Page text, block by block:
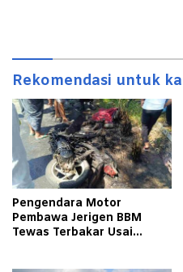
Rekomendasi untuk
Pengendara Motor
Pembawa Jerigen BBM
Tewas Terbakar Usai